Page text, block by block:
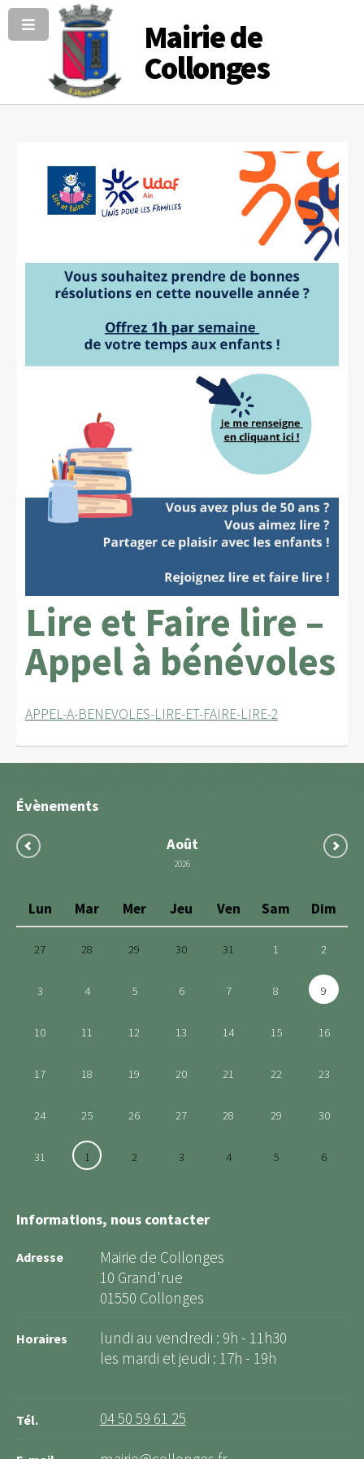
Mairie de
Collonges
Lire et Faire lire –
Appel à bénévoles
APPEL-A-BENEVOLES-LIRE-ET-FAIRE-LIRE-2
Évènements
Août
2026
Lun Mar Mer Jeu Ven Sam Dim
27 28 29 30 31 1 2
3 4 5 6 7 8 9
10 11 12 13 14 15 16
17 18 19 20 21 22 23
24 25 26 27 28 29 30
31 1 2 3 4 5 6
Informations, nous contacter
Adresse
Mairie de Collonges
10 Grand'rue
01550 Collonges
Horaires
lundi au vendredi : 9h - 11h30
les mardi et jeudi : 17h - 19h
Tél. 04 50 59 61 25